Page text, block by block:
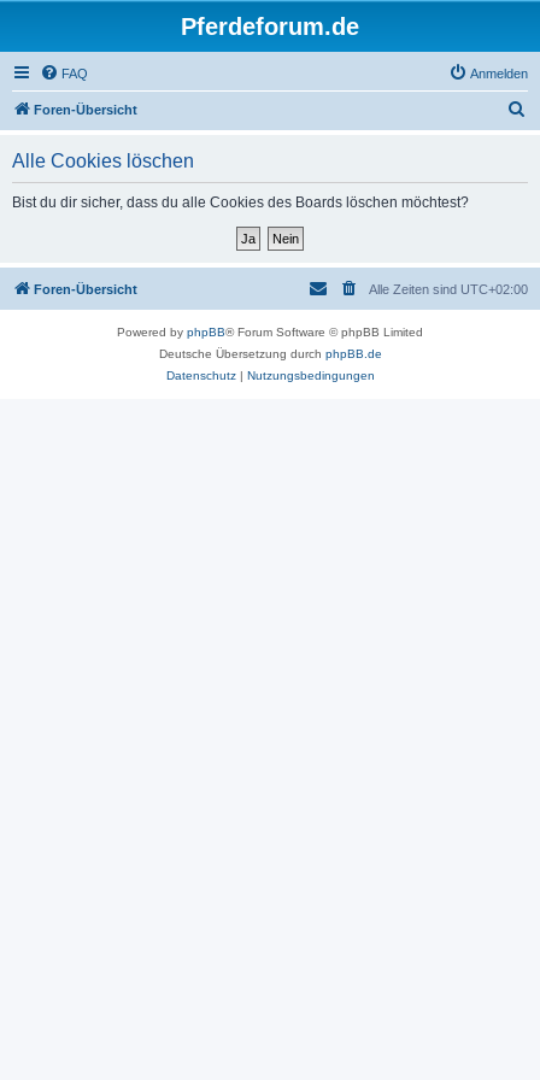
Pferdeforum.de
FAQ Anmelden
Foren-Übersicht
Alle Cookies löschen
Bist du dir sicher, dass du alle Cookies des Boards löschen möchtest?
Foren-Übersicht Alle Zeiten sind UTC+02:00
Powered by phpBB® Forum Software © phpBB Limited
Deutsche Übersetzung durch phpBB.de
Datenschutz| Nutzungsbedingungen